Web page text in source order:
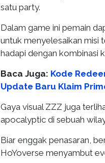
satu party.
Dalam game ini pemain
untuk menyelesaikan misi
hadapi dengan kombinasi
Baca Juga: Kode
Update Baru Klaim
Gaya visual ZZZ juga
apocalyptic di sebuah
Biar enggak penasaran,
HoYoverse menyambut